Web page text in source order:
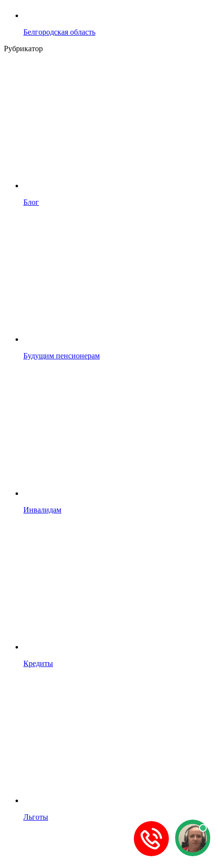
Белгородская область
Рубрикатор
Блог
Будущим пенсионерам
Инвалидам
Кредиты
Льготы